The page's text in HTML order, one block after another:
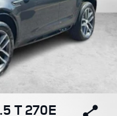
T 270E